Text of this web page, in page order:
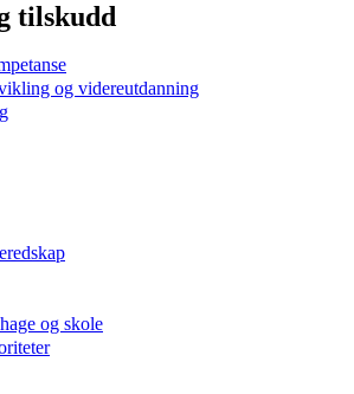
tilskudd
og videreutdanning
og skole